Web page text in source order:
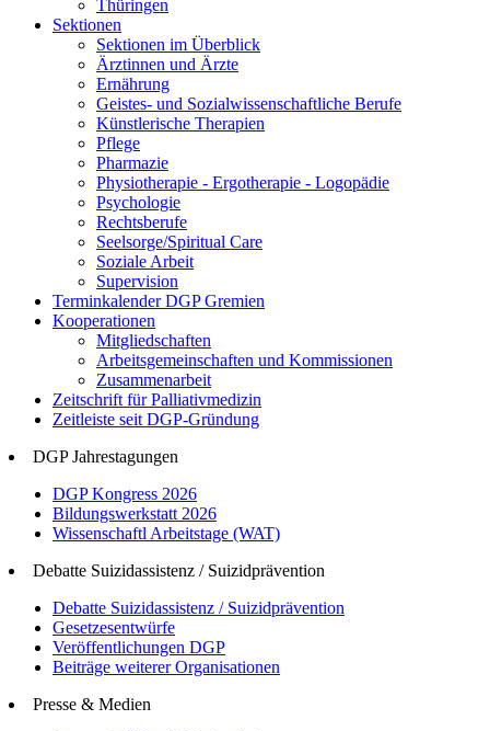
Thüringen
Sektionen
Sektionen im Überblick
Ärztinnen und Ärzte
Ernährung
Geistes- und Sozialwissenschaftliche Berufe
Künstlerische Therapien
Pflege
Pharmazie
Physiotherapie - Ergotherapie - Logopädie
Psychologie
Rechtsberufe
Seelsorge/Spiritual Care
Soziale Arbeit
Supervision
Terminkalender DGP Gremien
Kooperationen
Mitgliedschaften
Arbeitsgemeinschaften und Kommissionen
Zusammenarbeit
Zeitschrift für Palliativmedizin
Zeitleiste seit DGP-Gründung
DGP Jahrestagungen
DGP Kongress 2026
Bildungswerkstatt 2026
Wissenschaftl Arbeitstage (WAT)
Debatte Suizidassistenz / Suizidprävention
Debatte Suizidassistenz / Suizidprävention
Gesetzesentwürfe
Veröffentlichungen DGP
Beiträge weiterer Organisationen
Presse & Medien